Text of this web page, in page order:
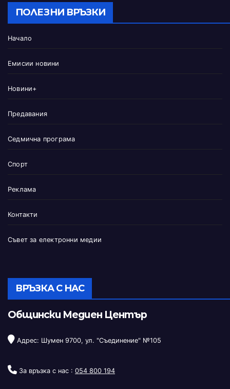
ПОЛЕЗНИ ВРЪЗКИ
Начало
Емисии новини
Новини+
Предавания
Седмична програма
Спорт
Реклама
Контакти
Съвет за електронни медии
ВРЪЗКА С НАС
Общински Медиен Център
Адрес: Шумен 9700, ул. "Съединение" №105
За връзка с нас : 054 800 194